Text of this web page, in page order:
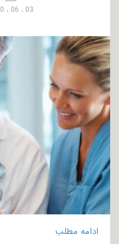
03 ، 06 ، 1400
ادامه مطلب